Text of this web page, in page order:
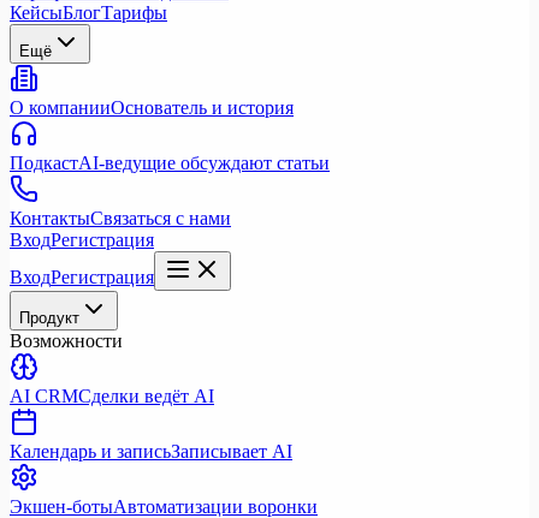
КейсыБлогТарифы
Ещё
О компанииОснователь и история
ПодкастAI-ведущие обсуждают статьи
КонтактыСвязаться с нами
ВходРегистрация
ВходРегистрация
Продукт
Возможности
AI CRMСделки ведёт AI
Календарь и записьЗаписывает AI
Экшен-ботыАвтоматизации воронки